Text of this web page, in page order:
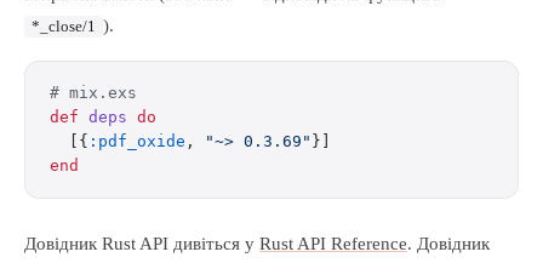
*_close/1 ).
# mix.exs
def deps do
  [{
:pdf_oxide , "~> 0.3.69" }]
end
Довідник Rust API дивіться у Rust API Reference. Довідник